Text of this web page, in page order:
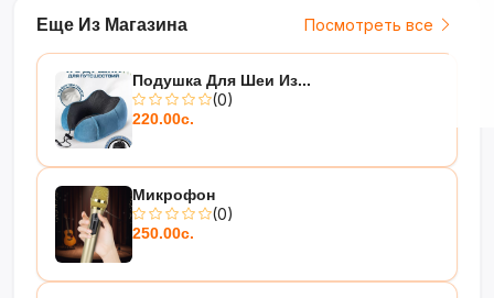
Еще Из Магазина Посмотреть все
Подушка Для Шеи Из...
(0)
220.00с.
Микрофон
(0)
250.00с.